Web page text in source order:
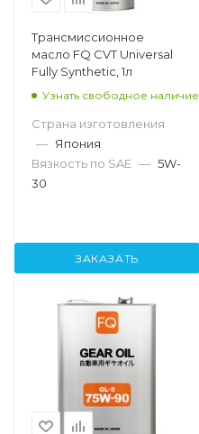
Трансмиссионное
масло FQ CVT Universal
Fully Synthetic, 1л
Узнать свободное наличие
Страна изготовления
— Япония
Вязкость по SAE — 5W-
30
ЗАКАЗАТЬ